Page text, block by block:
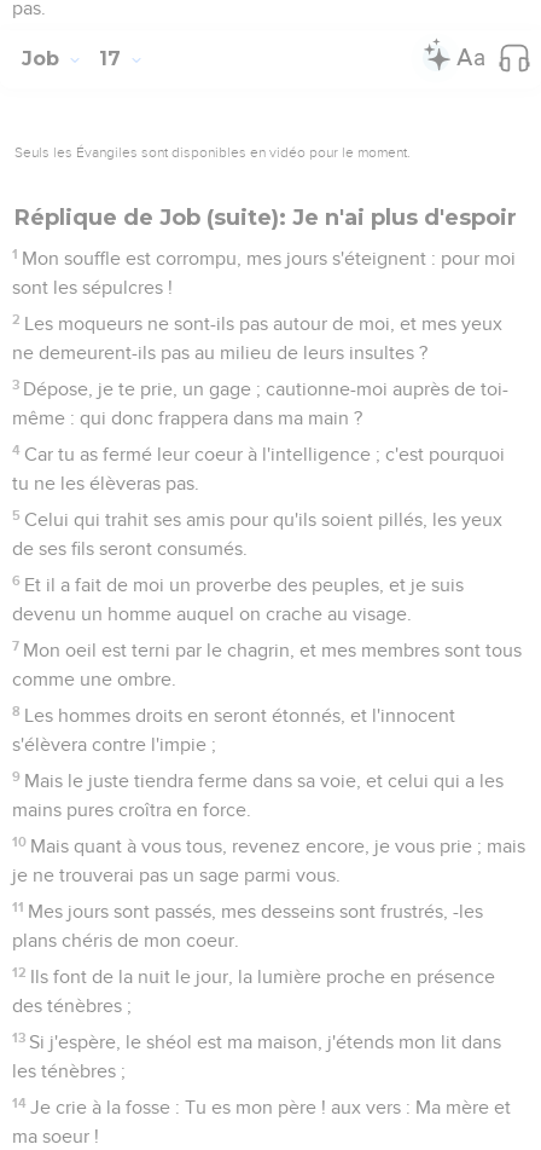
pas.
Job 17
Seuls les Évangiles sont disponibles en vidéo pour le moment.
Réplique de Job (suite): Je n'ai plus d'espoir
1 Mon souffle est corrompu, mes jours s'éteignent : pour moi
sont les sépulcres !
2 Les moqueurs ne sont-ils pas autour de moi, et mes yeux
ne demeurent-ils pas au milieu de leurs insultes ?
3 Dépose, je te prie, un gage ; cautionne-moi auprès de toi-
même : qui donc frappera dans ma main ?
4 Car tu as fermé leur coeur à l'intelligence ; c'est pourquoi
tu ne les élèveras pas.
5 Celui qui trahit ses amis pour qu'ils soient pillés, les yeux
de ses fils seront consumés.
6 Et il a fait de moi un proverbe des peuples, et je suis
devenu un homme auquel on crache au visage.
7 Mon oeil est terni par le chagrin, et mes membres sont tous
comme une ombre.
8 Les hommes droits en seront étonnés, et l'innocent
s'élèvera contre l'impie ;
9 Mais le juste tiendra ferme dans sa voie, et celui qui a les
mains pures croîtra en force.
10 Mais quant à vous tous, revenez encore, je vous prie ; mais
je ne trouverai pas un sage parmi vous.
11 Mes jours sont passés, mes desseins sont frustrés, -les
plans chéris de mon coeur.
12 Ils font de la nuit le jour, la lumière proche en présence
des ténèbres ;
13 Si j'espère, le shéol est ma maison, j'étends mon lit dans
les ténèbres ;
14 Je crie à la fosse : Tu es mon père ! aux vers : Ma mère et
ma soeur !